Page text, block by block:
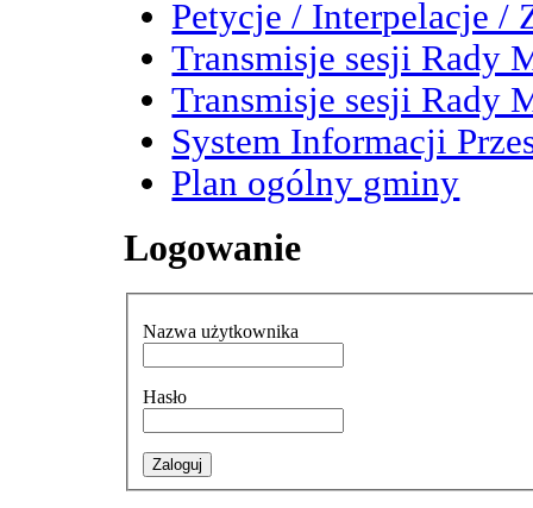
Petycje / Interpelacje /
Transmisje sesji Rady
Transmisje sesji Rady
System Informacji
Plan ogólny gminy
Logowanie
Nazwa użytkownika
Hasło